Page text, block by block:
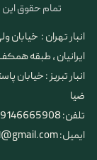
تمام حقوق
انبار تهران : خیابان
ایرانیان ، طبقه همکف
​​​​​​​انبار تبریز : خیابان
ضیا
تلفن: 09146665908
ایمیل: Parhammobayeni81@gmail.com